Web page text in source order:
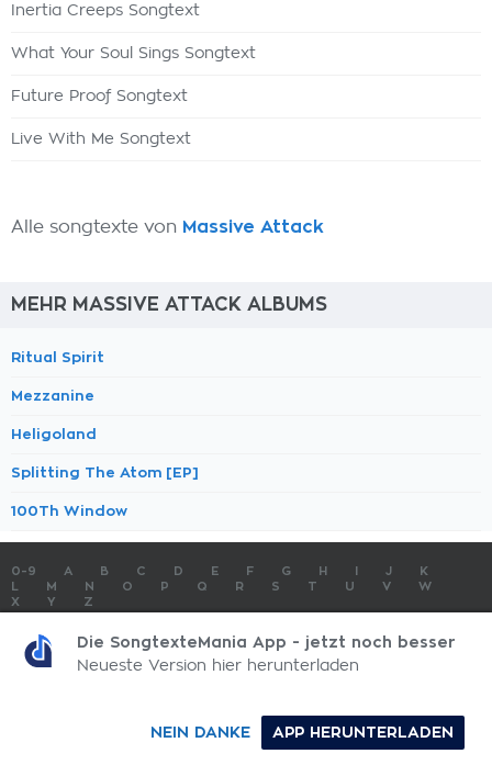
Inertia Creeps Songtext
What Your Soul Sings Songtext
Future Proof Songtext
Live With Me Songtext
Alle songtexte von Massive Attack
MEHR MASSIVE ATTACK ALBUMS
Ritual Spirit
Mezzanine
Heligoland
Splitting The Atom [EP]
100Th Window
0-9 A B C D E F G H J
K
M N O P Q R S T U V
W
X
Y Z
SONGTEXTE ABSCHICKEN
KONTAKT IMPRESSUM
SongtexteMania.com - Copyright © 2026 - All Rights Reserved
Die SongtexteMania App - jetzt noch besser
Neueste Version hier herunterladen
APP HERUNTERLADEN
NEIN DANKE